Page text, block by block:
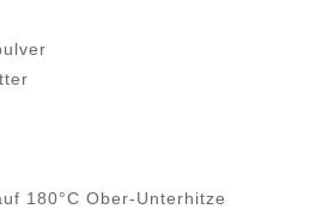
180°C Ober-Unterhitze